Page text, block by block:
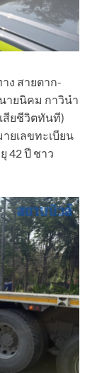
ง สายตาก-
ายนิคม กาวินำ
สียชีวิตทันที)
ยเลขทะเบียน
42 ปี ชาว